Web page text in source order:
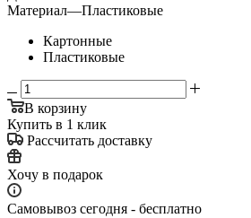
Материал—Пластиковые
Картонные
Пластиковые
В корзину
Купить в 1 клик
Рассчитать доставку
Хочу в подарок
Самовывоз сегодня - бесплатно